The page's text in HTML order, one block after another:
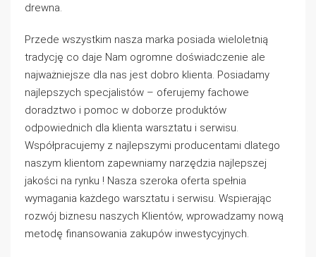
drewna.
Przede wszystkim nasza marka posiada wieloletnią
tradycję co daje Nam ogromne doświadczenie ale
najważniejsze dla nas jest dobro klienta. Posiadamy
najlepszych specjalistów – oferujemy fachowe
doradztwo i pomoc w doborze produktów
odpowiednich dla klienta warsztatu i serwisu.
Współpracujemy z najlepszymi producentami dlatego
naszym klientom zapewniamy narzędzia najlepszej
jakości na rynku ! Nasza szeroka oferta spełnia
wymagania każdego warsztatu i serwisu. Wspierając
rozwój biznesu naszych Klientów, wprowadzamy nową
metodę finansowania zakupów inwestycyjnych.